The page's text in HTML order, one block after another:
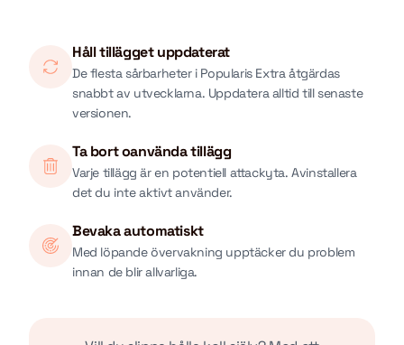
Håll tillägget uppdaterat
De flesta sårbarheter i Popularis Extra åtgärdas
snabbt av utvecklarna. Uppdatera alltid till senaste
versionen.
Ta bort oanvända tillägg
Varje tillägg är en potentiell attackyta. Avinstallera
det du inte aktivt använder.
Bevaka automatiskt
Med löpande övervakning upptäcker du problem
innan de blir allvarliga.